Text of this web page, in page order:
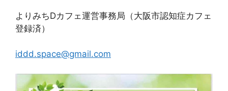
よりみちDカフェ運営事務局（大阪市認知症カフェ
登録済）
iddd.space@gmail.com